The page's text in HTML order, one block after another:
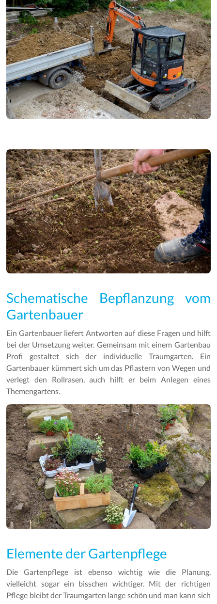
Schematische Bepflanzung vom
Gartenbauer
Ein Gartenbauer liefert Antworten auf diese Fragen und hilft
bei der Umsetzung weiter. Gemeinsam mit einem Gartenbau
Profi gestaltet sich der individuelle Traumgarten. Ein
Gartenbauer kümmert sich um das Pflastern von Wegen und
verlegt den Rollrasen, auch hilft er beim Anlegen eines
Themengartens.
Elemente der Gartenpflege
Die Gartenpflege ist ebenso wichtig wie die Planung,
vielleicht sogar ein bisschen wichtiger. Mit der richtigen
Pflege bleibt der Traumgarten lange schön und man kann sich